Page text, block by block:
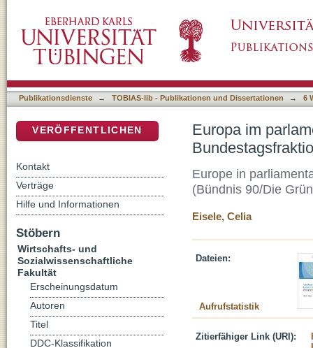
Grünen
Publikationsdienste → TOBIAS-lib - Publikationen und Dissertationen → 6
Europa im
Europe in
(Bündnis 90/Die
Eisele, Celia
Dateien:
Aufrufstatistik
Zitierfähiger Link (URI):
VERÖFFENTLICHEN
Kontakt
Verträge
Hilfe und Informationen
Stöbern
Wirtschafts- und
Sozialwissenschaftliche
Fakultät
Erscheinungsdatum
Autoren
Titel
DDC-Klassifikation